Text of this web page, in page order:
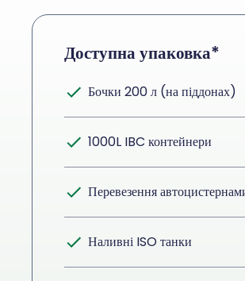
Доступна упаковка*
Бочки 200 л (на піддонах)
1000L IBC контейнери
Перевезення
Наливні ISO танки